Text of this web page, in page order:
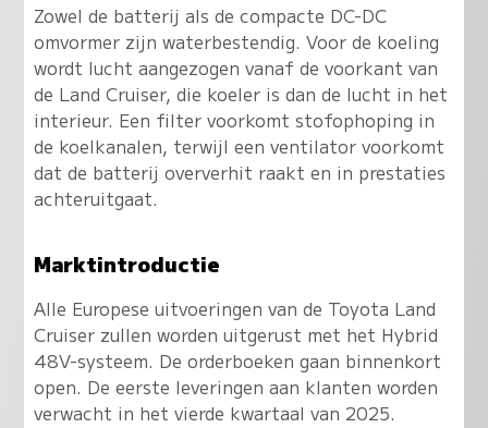
Zowel de batterij als de compacte DC-DC
omvormer zijn waterbestendig. Voor de koeling
wordt lucht aangezogen vanaf de voorkant van
de Land Cruiser, die koeler is dan de lucht in het
interieur. Een filter voorkomt stofophoping in
de koelkanalen, terwijl een ventilator voorkomt
dat de batterij oververhit raakt en in prestaties
achteruitgaat.
Marktintroductie
Alle Europese uitvoeringen van de Toyota Land
Cruiser zullen worden uitgerust met het Hybrid
48V-systeem. De orderboeken gaan binnenkort
open. De eerste leveringen aan klanten worden
verwacht in het vierde kwartaal van 2025.